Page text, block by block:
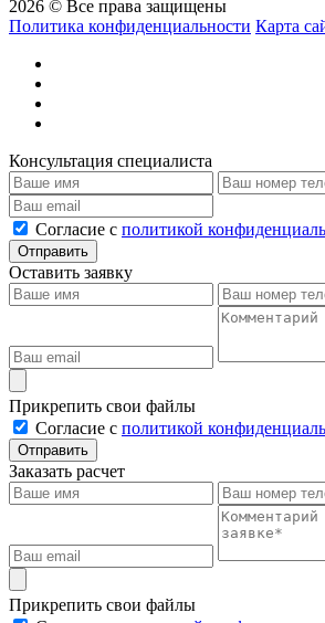
2026 © Все права защищены
Политика конфиденциальности Карта
Консультация специалиста
Cогласие с политикой
Отправить
Оставить заявку
Прикрепить свои файлы
Cогласие с политикой
Отправить
Заказать расчет
Прикрепить свои файлы